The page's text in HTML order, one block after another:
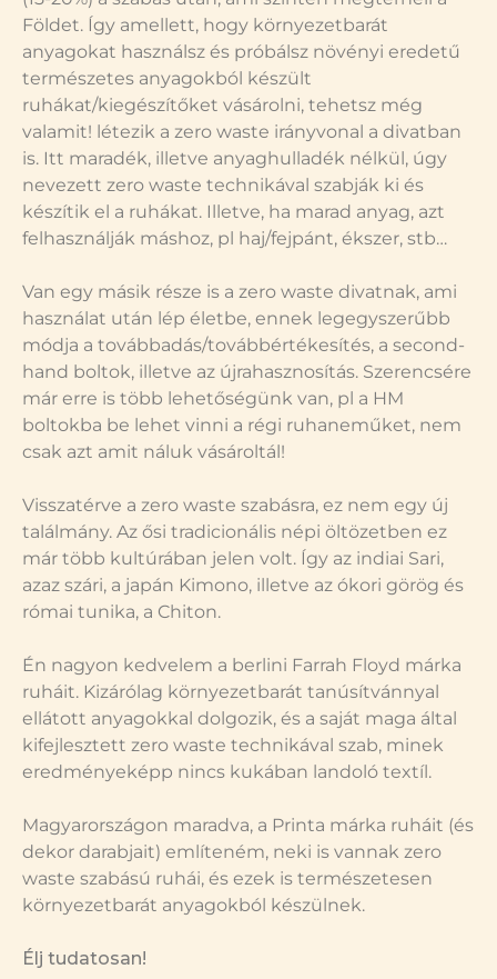
Földet. Így amellett, hogy környezetbarát
anyagokat használsz és próbálsz növényi eredetű
természetes anyagokból készült
ruhákat/kiegészítőket vásárolni, tehetsz még
valamit! létezik a zero waste irányvonal a divatban
is. Itt maradék, illetve anyaghulladék nélkül, úgy
nevezett zero waste technikával szabják ki és
készítik el a ruhákat. Illetve, ha marad anyag, azt
felhasználják máshoz, pl haj/fejpánt, ékszer, stb…
Van egy másik része is a zero waste divatnak, ami
használat után lép életbe, ennek legegyszerűbb
módja a továbbadás/továbbértékesítés, a second-
hand boltok, illetve az újrahasznosítás. Szerencsére
már erre is több lehetőségünk van, pl a HM
boltokba be lehet vinni a régi ruhaneműket, nem
csak azt amit náluk vásároltál!
Visszatérve a zero waste szabásra, ez nem egy új
találmány. Az ősi tradicionális népi öltözetben ez
már több kultúrában jelen volt. Így az indiai Sari,
azaz szári, a japán Kimono, illetve az ókori görög és
római tunika, a Chiton.
Én nagyon kedvelem a berlini Farrah Floyd márka
ruháit. Kizárólag környezetbarát tanúsítvánnyal
ellátott anyagokkal dolgozik, és a saját maga által
kifejlesztett zero waste technikával szab, minek
eredményeképp nincs kukában landoló textíl.
Magyarországon maradva, a Printa márka ruháit (és
dekor darabjait) említeném, neki is vannak zero
waste szabású ruhái, és ezek is természetesen
környezetbarát anyagokból készülnek.
Élj tudatosan!